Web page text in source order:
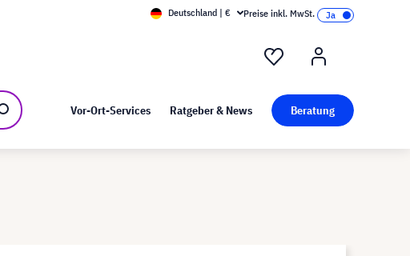
Kunst bei visunext
Deutschland | € Preise inkl. MwSt.
Vor-Ort-Services Ratgeber & News Beratung